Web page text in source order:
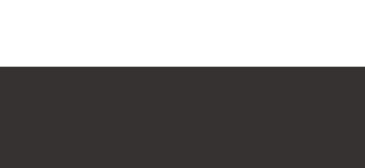
Ürün bilgilerinde hatalar bulunuyor.